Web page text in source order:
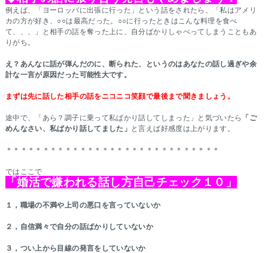
例えば、「ヨーロッバに出張に行った」という話をされたら、「私はアメリ
カの方が好き、○○は最高だった。○○に行ったときはこんな料理を食べ
て、、、」と相手の話を奪った上に、自分ばかりしゃべってしまうこともあ
りがち。
え？あんなに話が弾んだのに、断られた、というのはあなたの話し過ぎや余
計な一言が原因だった可能性大です。
まずは先に話した相手の話をニコニコ笑顔で最後まで聞きましょう。
途中で、「あら？調子に乗って私ばかり話してしまった」と気づいたら
「ご
めんなさい、私ばかり話してました」 と言えば好感度は上がります。
＊＊＊＊＊＊＊＊＊＊＊＊＊＊＊＊＊＊＊＊＊＊＊＊＊＊＊＊＊
ではここで
「婚活で嫌われる話し方自己チェック１０」
１，職場の不満や上司の悪口を言っていないか
２，自信満々で自分の話ばかりしていないか
３，つい上から目線の発言をしていないか